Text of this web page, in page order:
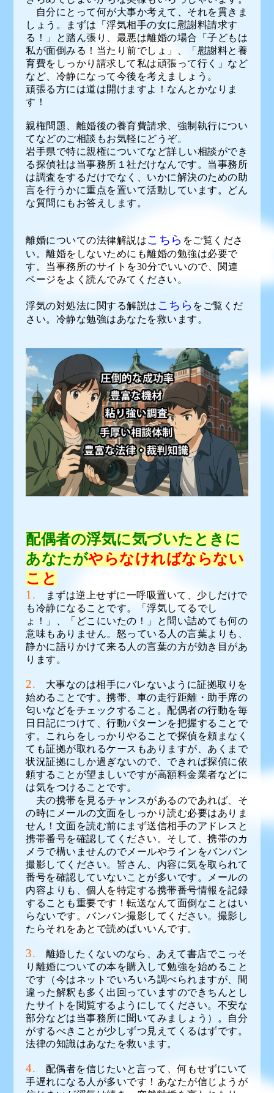
自分にとって何が大事か考えて、それを貫きま
しょう。まずは「浮気相手の女に慰謝料請求す
る！」と踏ん張り、最悪は離婚の場合「子どもは
私が面倒みる！当たり前でしょ」、「慰謝料と養
育費をしっかり請求して私は頑張って行く」など
など、冷静になって今後を考えましょう。
頑張る方には道は開けますよ！なんとかなりま
す！
親権問題、離婚後の養育費請求、強制執行につい
てなどのご相談もお気軽にどうぞ。
岩手県で特に親権についてなど詳しい相談ができ
る探偵社は当事務所１社だけなんです。当事務所
は調査をするだけでなく、いかに解決のための助
言を行うかに重点を置いて活動しています。どん
な質問にもお答えします。
離婚についての法律解説はこちら をご覧くださ
い。離婚をしないためにも離婚の勉強は必要で
す。当事務所のサイトを30分でいいので、関連
ページをよく読んでみてください。
浮気の対処法に関する解説は こちら をご覧くだ
さい。冷静な勉強はあなたを救います。
配偶者の浮気に気づいたときに
あなたがやらなければならない
こと
1. まずは逆上せずに一呼吸置いて、少しだけで
も冷静になることです。「浮気してるでし
ょ！」、「どこにいたの！」と問い詰めても何の
意味もありません。怒っている人の言葉よりも、
静かに語りかけて来る人の言葉の方が効き目があ
ります。
2. 大事なのは相手にバレないように証拠取りを
始めることです。携帯、車の走行距離・助手席の
匂いなどをチェックすること。配偶者の行動を毎
日日記につけて、行動パターンを把握することで
す。これらをしっかりやることで探偵を頼まなく
ても証拠が取れるケースもありますが、あくまで
状況証拠にしか過ぎないので、できれば探偵に依
頼することが望ましいですが高額料金業者などに
は気をつけることです。
夫の携帯を見るチャンスがあるのであれば、そ
の時にメールの文面をしっかり読む必要はありま
せん！文面を読む前にまず送信相手のアドレスと
携帯番号を確認してください。そして、携帯のカ
メラで構いませんのでメールやラインをバンバン
撮影してください。皆さん、内容に気を取られて
番号を確認していないことが多いです。メールの
内容よりも、個人を特定する携帯番号情報を記録
することも重要です！転送なんて面倒なことはい
らないです。バンバン撮影してください。撮影し
たらそれをあとで読めばいいんです。
3. 離婚したくないのなら、あえて書店でこっそ
り離婚についての本を購入して勉強を始めること
です（今はネットでいろいろ調べられますが、間
違った解釈も多く出回っていますのできちんとし
たサイトを閲覧するようにしてください。不安な
部分などは当事務所に聞いてみましょう）。自分
がするべきことが少しずつ見えてくるはずです。
法律の知識はあなたを救います。
4. 配偶者を信じたいと言って、何もせずにいて
手遅れになる人が多いです！あなたが信じようが